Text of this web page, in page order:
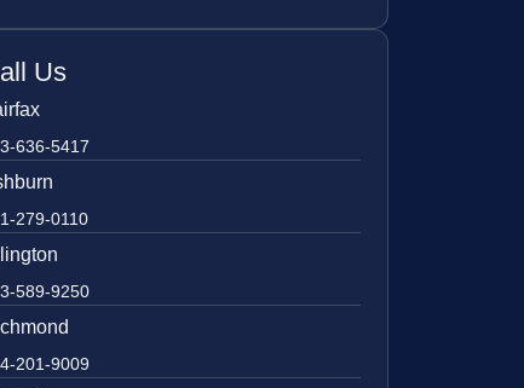
Us
636-5417
279-0110
589-9250
201-9009